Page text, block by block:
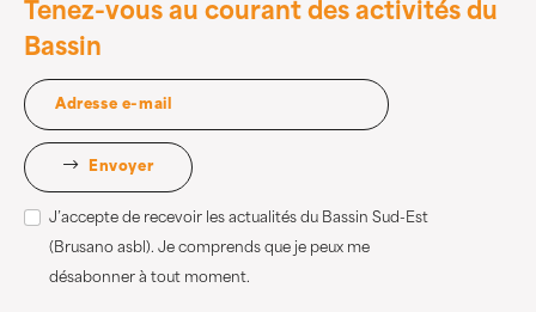
Tenez-vous au courant des activités du
Bassin
Envoyer
J’accepte de recevoir les actualités du Bassin Sud-Est
(Brusano asbl). Je comprends que je peux me
désabonner à tout moment.